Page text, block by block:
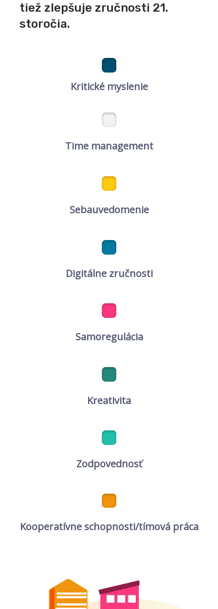
tiež zlepšuje zručnosti 21.
storočia.
Kritické myslenie
Time management
Sebauvedomenie
Digitálne zručnosti
Samoregulácia
Kreativita
Zodpovednosť
Kooperatívne schopnosti/tímová práca